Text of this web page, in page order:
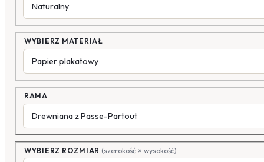
WYBIERZ MATERIAŁ
RAMA
WYBIERZ ROZMIAR (szerokość × wysokość)